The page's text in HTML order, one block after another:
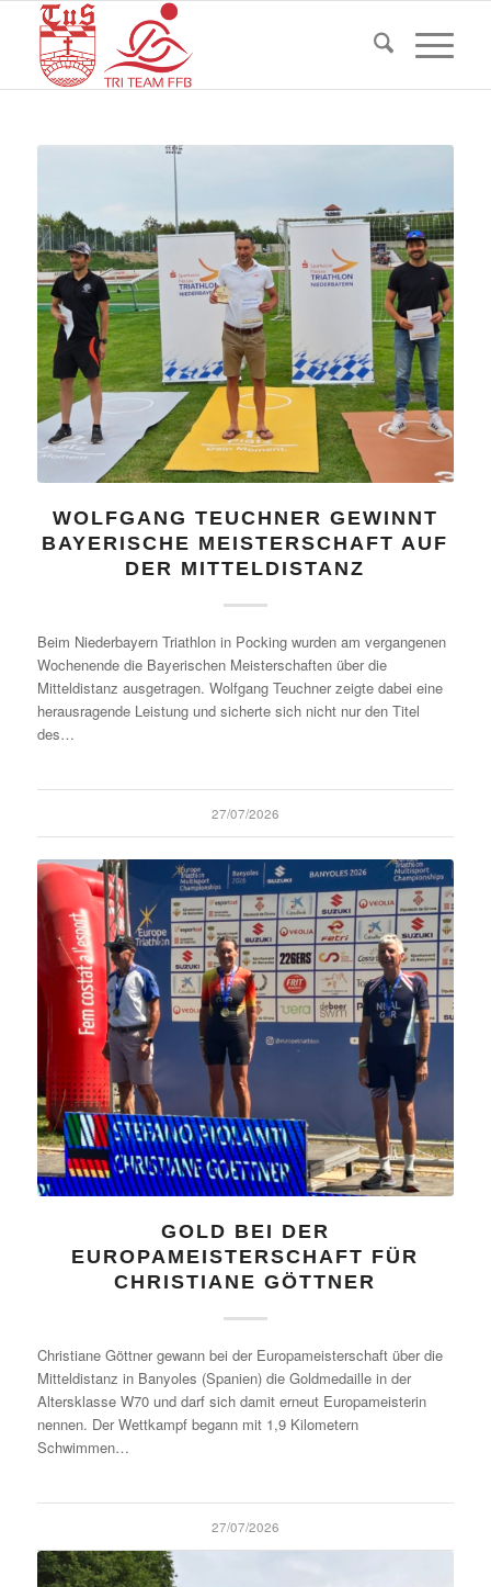
WOLFGANG TEUCHNER GEWINNT
BAYERISCHE MEISTERSCHAFT AUF
DER MITTELDISTANZ
Beim Niederbayern Triathlon in Pocking wurden am vergangenen
Wochenende die Bayerischen Meisterschaften über die
Mitteldistanz ausgetragen. Wolfgang Teuchner zeigte dabei eine
herausragende Leistung und sicherte sich nicht nur den Titel
des…
27/07/2026
GOLD BEI DER
EUROPAMEISTERSCHAFT FÜR
CHRISTIANE GÖTTNER
Christiane Göttner gewann bei der Europameisterschaft über die
Mitteldistanz in Banyoles (Spanien) die Goldmedaille in der
Altersklasse W70 und darf sich damit erneut Europameisterin
nennen. Der Wettkampf begann mit 1,9 Kilometern
Schwimmen…
27/07/2026